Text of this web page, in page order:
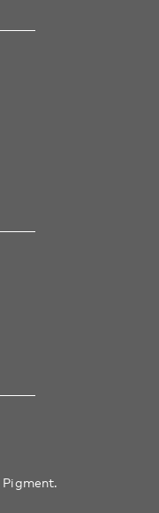
Pigment.